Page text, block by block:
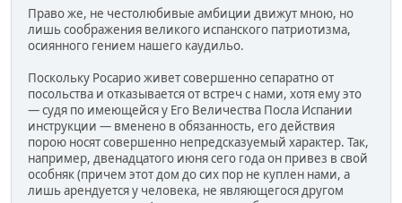
Право же, не честолюбивые амбиции движут мною, но
лишь соображения великого испанского патриотизма,
осиянного гением нашего каудильо.
Поскольку Росарио живет совершенно сепаратно от
посольства и отказывается от встреч с нами, хотя ему это
— судя по имеющейся у Его Величества Посла Испании
инструкции — вменено в обязанность, его действия
порою носят совершенно непредсказуемый характер. Так,
например, двенадцатого июня сего года он привез в свой
особняк (причем этот дом до сих пор не куплен нами, а
лишь арендуется у человека, не являющегося другом